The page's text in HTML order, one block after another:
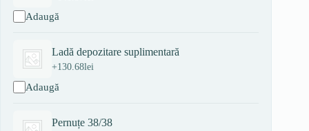
Adaugă
Ladă depozitare suplimentară
+130.68lei
Adaugă
Pernuțe 38/38